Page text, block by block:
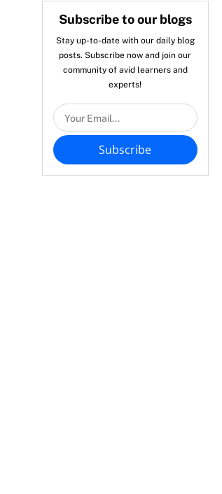
Subscribe to our blogs
Stay up-to-date with our daily blog
posts. Subscribe now and join our
community of avid learners and
experts!
Subscribe